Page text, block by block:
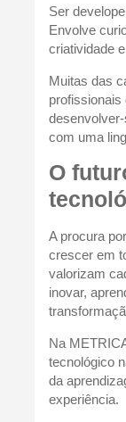
Ser
Envolve
criatividade
Muitas das
com uma
O
A procura
crescer em
valorizam
inovar,
Na
tecnológico
da
experiência.